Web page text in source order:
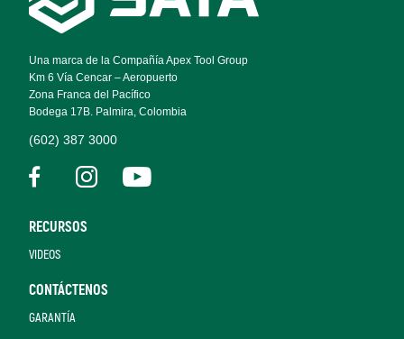
Navigation
Una marca de la Compañía Apex Tool Group
Km 6 Vía Cencar – Aeropuerto
Zona Franca del Pacífico
Bodega 17B. Palmira, Colombia
(602) 387 3000
RECURSOS
VIDEOS
CONTÁCTENOS
GARANTÍA